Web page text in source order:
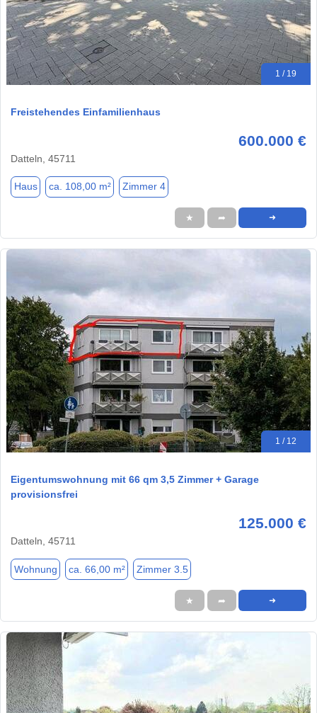
1 / 19
Freistehendes Einfamilienhaus
600.000 €
Datteln, 45711
Haus ca. 108,00 m² Zimmer 4
★ ➦ ➜
1 / 12
Eigentumswohnung mit 66 qm 3,5 Zimmer + Garage
provisionsfrei
125.000 €
Datteln, 45711
Wohnung ca. 66,00 m² Zimmer 3.5
★ ➦ ➜